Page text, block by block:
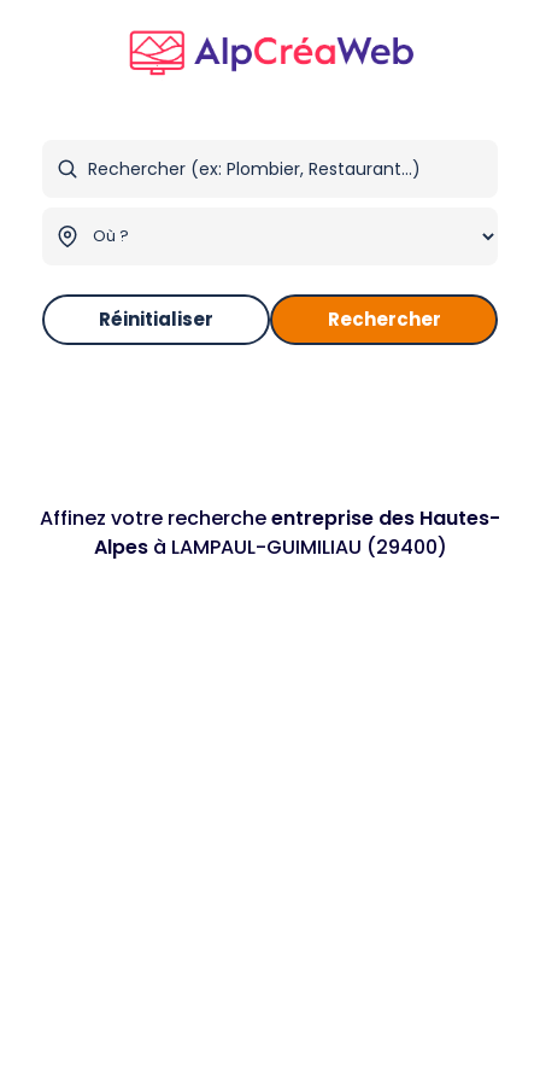
Réinitialiser Rechercher
Affinez votre rechercheentreprise des Hautes-
Alpesà LAMPAUL-GUIMILIAU (29400)